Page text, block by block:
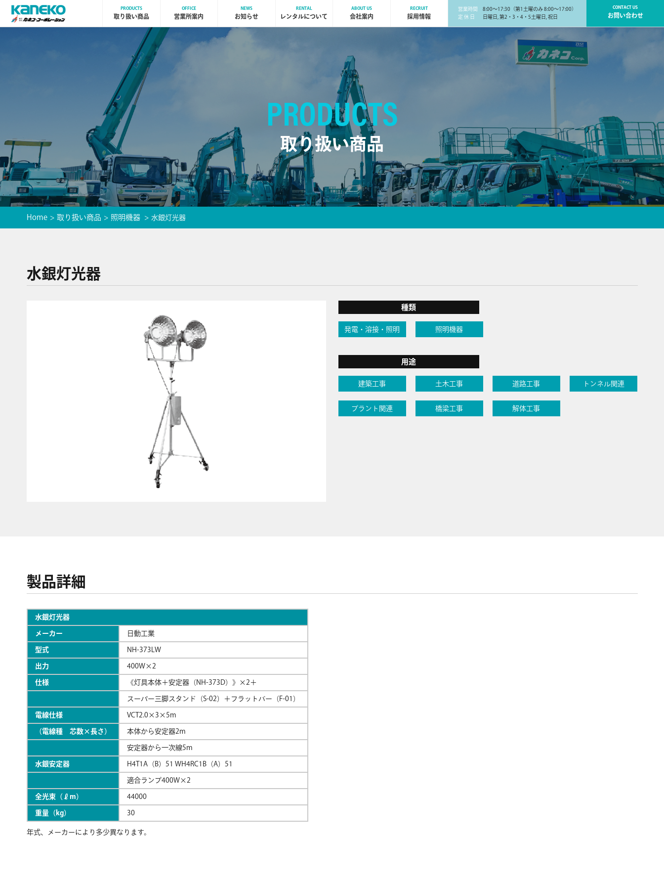
PRODUCTS
取り扱い商品
OFFICE
営業所案内
NEWS
お知らせ
RENTAL
レンタルについて
ABOUT US
会社案内
RECRUIT
採用情報
営業時間
8:00～17:30（第1土曜のみ 8:00～17:00）
定 休 日
日曜日, 第2・3・4・5土曜日, 祝日
CONTACT US
お問い合わせ
PRODUCTS
取り扱い商品
Home 取り扱い商品 照明機器 水銀灯光器
水銀灯光器
種類
発電・溶接・照明 照明機器
用途
建築工事 土木工事 道路工事 トンネル関連
プラント関連 橋梁工事 解体工事
製品詳細
水銀灯光器
メーカー 日動工業
型式 NH-373LW
出力 400W×2
仕様 《灯具本体＋安定器（NH-373D）》×2＋
スーパー三脚スタンド（S-02）＋フラットバー（F-01）
電線仕様 VCT2.0×3×5m
（電線種 芯数×長さ） 本体から安定器2m
安定器から一次線5m
水銀安定器 H4T1A（B）51 WH4RC1B（A）51
適合ランプ400W×2
全光束（ℓm） 44000
重量（kg） 30
年式、メーカーにより多少異なります。